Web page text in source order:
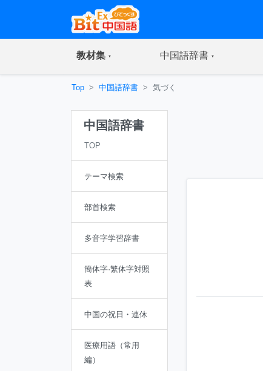
教材集(current) 中国語辞書(current)
Top 中国語辞書 気づく
中国語辞書
TOP
テーマ検索
部首検索
多音字学習辞書
簡体字·繁体字対照
表
中国の祝日・連休
医療用語（常用
編）